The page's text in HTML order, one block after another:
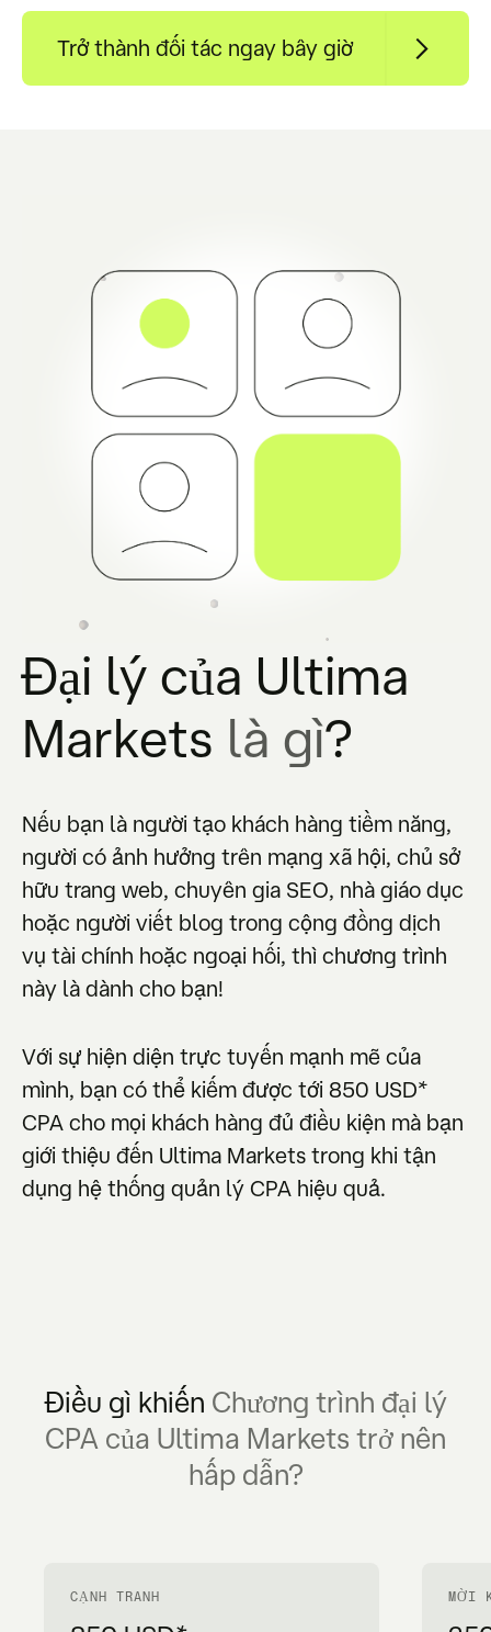
Trở thành đối tác ngay bây giờ
Đại lý của Ultima
Markets là gì?
Nếu bạn là người tạo khách hàng tiềm năng,
người có ảnh hưởng trên mạng xã hội, chủ sở
hữu trang web, chuyên gia SEO, nhà giáo dục
hoặc người viết blog trong cộng đồng dịch
vụ tài chính hoặc ngoại hối, thì chương trình
này là dành cho bạn!
Với sự hiện diện trực tuyến mạnh mẽ của
mình, bạn có thể kiếm được tới 850 USD*
CPA cho mọi khách hàng đủ điều kiện mà bạn
giới thiệu đến Ultima Markets trong khi tận
dụng hệ thống quản lý CPA hiệu quả.
Điều gì khiến Chương trình đại lý
CPA của Ultima Markets trở nên
hấp dẫn?
CẠNH TRANH MỜI